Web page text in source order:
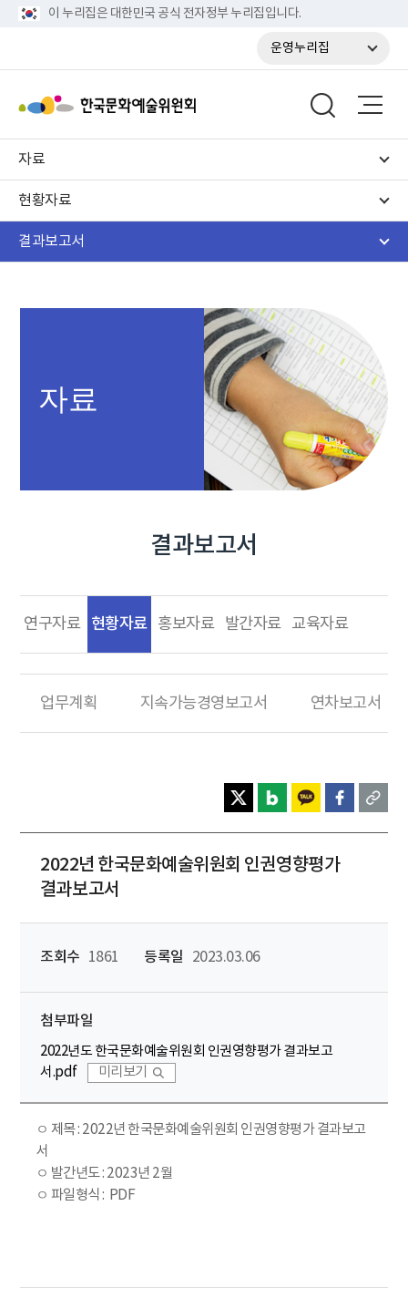
이 누리집은 대한민국 공식 전자정부 누리집입니다.
운영누리집
자료
현황자료
결과보고서
자료
결과보고서
연구자료 현황자료 홍보자료 발간자료 교육자료
업무계획 지속가능경영보고서 연차보고서
2022년 한국문화예술위원회 인권영향평가
결과보고서
조회수 1861 등록일 2023.03.06
첨부파일
2022년도 한국문화예술위원회 인권영향평가 결과보고
서.pdf
미리보기
ㅇ 제목 : 2022년 한국문화예술위원회 인권영향평가 결과보고
서
ㅇ 발간년도 : 2023년 2월
ㅇ 파일형식 : PDF